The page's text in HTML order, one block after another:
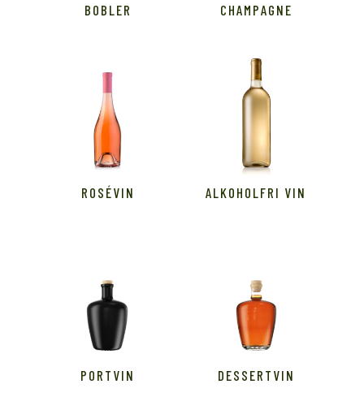
BOBLER CHAMPAGNE
ROSÉVIN ALKOHOLFRI VIN
PORTVIN DESSERTVIN